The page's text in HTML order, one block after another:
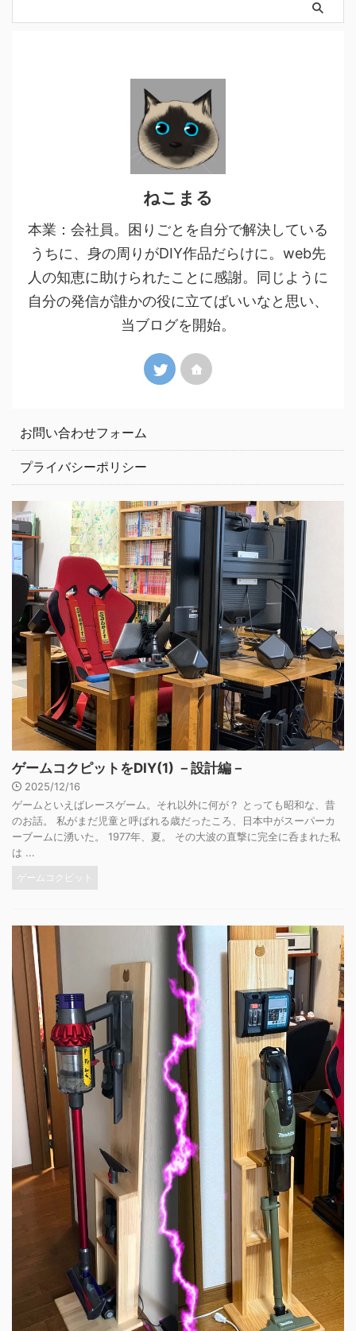
ねこまる
本業：会社員。困りごとを自分で解決している
うちに、身の周りがDIY作品だらけに。web先
人の知恵に助けられたことに感謝。同じように
自分の発信が誰かの役に立てばいいなと思い、
当ブログを開始。
お問い合わせフォーム
プライバシーポリシー
ゲームコクピットをDIY(1) －設計編－
2025/12/16
ゲームといえばレースゲーム。それ以外に何が？ とっても昭和な、昔
のお話。 私がまだ児童と呼ばれる歳だったころ、日本中がスーパーカ
ーブームに湧いた。 1977年、夏。 その大波の直撃に完全に呑まれた私
は ...
ゲームコクピット